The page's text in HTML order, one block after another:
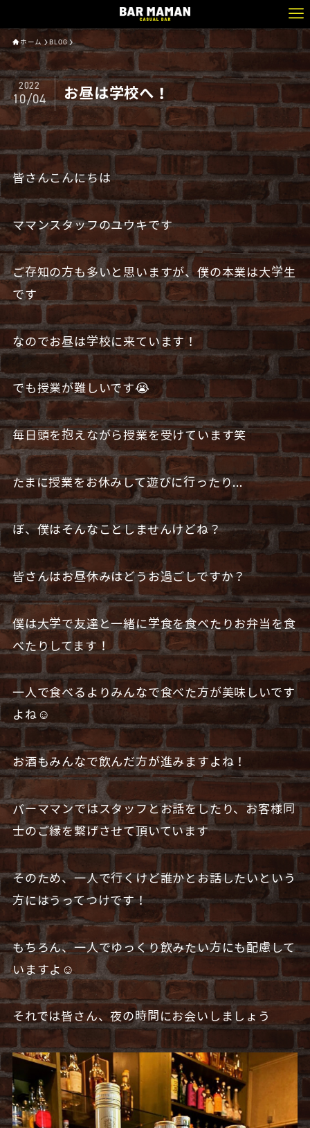
ホーム BLOG
お昼は学校へ！
2022
10/04
皆さんこんにちは
ママンスタッフのユウキです
ご存知の方も多いと思いますが、僕の本業は大学生
です
なのでお昼は学校に来ています！
でも授業が難しいです😭
毎日頭を抱えながら授業を受けています笑
たまに授業をお休みして遊びに行ったり…
ぼ、僕はそんなことしませんけどね？
皆さんはお昼休みはどうお過ごしですか？
僕は大学で友達と一緒に学食を食べたりお弁当を食
べたりしてます！
一人で食べるよりみんなで食べた方が美味しいです
よね☺️
お酒もみんなで飲んだ方が進みますよね！
バーママンではスタッフとお話をしたり、お客様同
士のご縁を繋げさせて頂いています
そのため、一人で行くけど誰かとお話したいという
方にはうってつけです！
もちろん、一人でゆっくり飲みたい方にも配慮して
いますよ☺️
それでは皆さん、夜の時間にお会いしましょう